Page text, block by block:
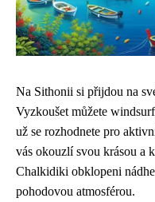
Na Sithonii si přijdou na
Vyzkoušet můžete
už se rozhodnete pro
vás okouzlí svou krásou a
Chalkidiki obklopeni
pohodovou atmosférou.